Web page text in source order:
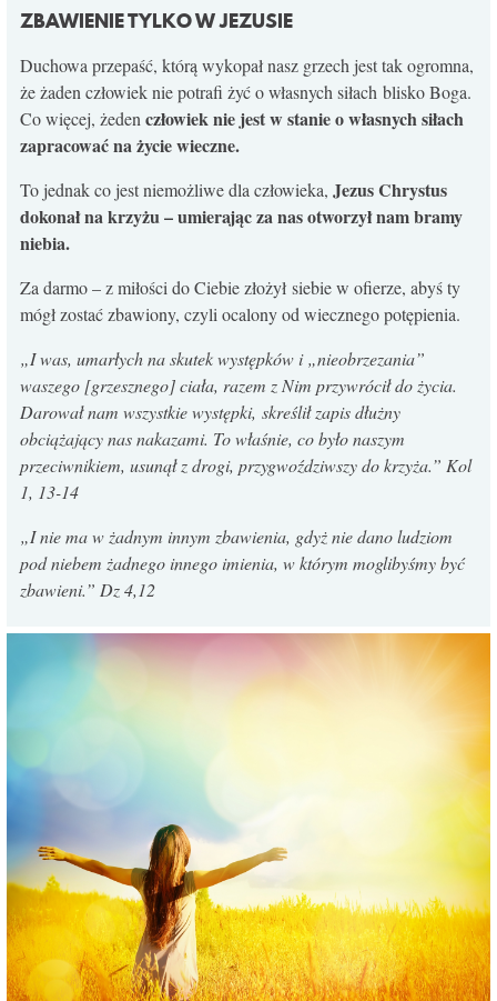
ZBAWIENIE TYLKO W JEZUSIE
Duchowa przepaść, którą wykopał nasz grzech jest tak ogromna,
że żaden człowiek nie potrafi żyć o własnych siłach blisko Boga.
Co więcej, żeden człowiek nie jest w stanie o własnych siłach
zapracować na życie wieczne.
To jednak co jest niemożliwe dla człowieka, Jezus Chrystus
dokonał na krzyżu – umierając za nas otworzył nam bramy
niebia.
Za darmo – z miłości do Ciebie złożył siebie w ofierze, abyś ty
mógł zostać zbawiony, czyli ocalony od wiecznego potępienia.
„I was, umarłych na skutek występków i „nieobrzezania”
waszego [grzesznego] ciała, razem z Nim przywrócił do życia.
Darował nam wszystkie występki, skreślił zapis dłużny
obciążający nas nakazami. To właśnie, co było naszym
przeciwnikiem, usunął z drogi, przygwoździwszy do krzyża.” Kol
1, 13-14
„I nie ma w żadnym innym zbawienia, gdyż nie dano ludziom
pod niebem żadnego innego imienia, w którym moglibyśmy być
zbawieni.” Dz 4,12